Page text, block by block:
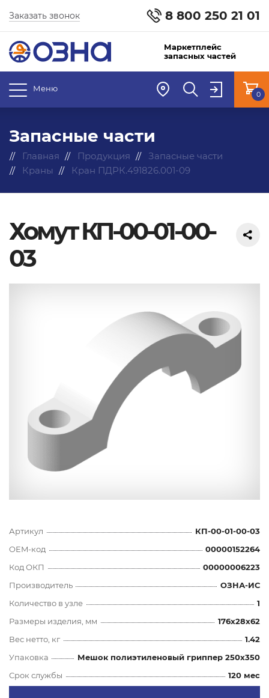
8 800 250 21 01
Заказать звонок
Маркетплейс
запасных частей
Меню
0
Запасные части
Главная Продукция
Запасные части
Краны
Кран ПДРК.491826.001-09
Хомут КП-00-01-00-
03
Артикул
КП-00-01-00-03
OEM-код
00000152264
Код ОКП
00000006223
Производитель
ОЗНА-ИС
Количество в узле
1
Размеры изделия, мм
176x28x62
Вес нетто, кг
1.42
Упаковка
Мешок полиэтиленовый гриппер 250х350
Срок службы
120 мес